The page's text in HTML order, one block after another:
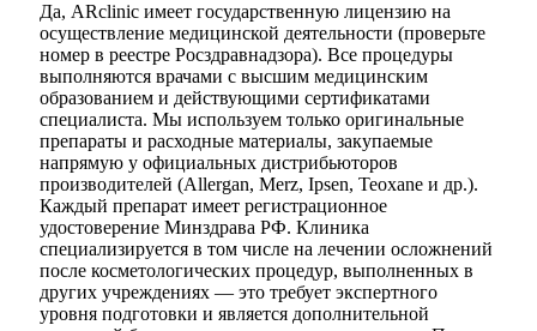
Да, ARclinic имеет государственную лицензию на
осуществление медицинской деятельности (проверьте
номер в реестре Росздравнадзора). Все процедуры
выполняются врачами с высшим медицинским
образованием и действующими сертификатами
специалиста. Мы используем только оригинальные
препараты и расходные материалы, закупаемые
напрямую у официальных дистрибьюторов
производителей (Allergan, Merz, Ipsen, Teoxane и др.).
Каждый препарат имеет регистрационное
удостоверение Минздрава РФ. Клиника
специализируется в том числе на лечении осложнений
после косметологических процедур, выполненных в
других учреждениях — это требует экспертного
уровня подготовки и является дополнительной